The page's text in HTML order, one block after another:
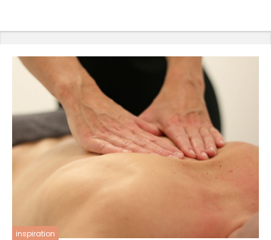
inspiration